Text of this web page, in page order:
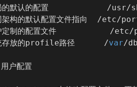
的默认的配置            /usr/
架构的默认配置文件指向  /etc/
定制的配置文件           /etc/
存放的profile路径      /var/
用户配置